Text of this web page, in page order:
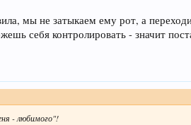
мы не затыкаем ему рот, а
себя контролировать - значит
- любимого"!